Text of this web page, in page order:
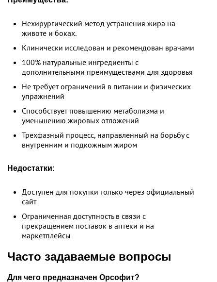
Нехирургический метод устранения жира на
животе и боках.
Клинически исследован и рекомендован врачами
100% натуральные ингредиенты с
дополнительными преимуществами для здоровья
Не требует ограничений в питании и физических
упражнений
Способствует повышению метаболизма и
уменьшению жировых отложений
Трехфазный процесс, направленный на борьбу с
внутренним и подкожным жиром
Недостатки:
Доступен для покупки только через официальный
сайт
Ограниченная доступность в связи с
прекращением поставок в аптеки и на
маркетплейсы
Часто задаваемые вопросы
Для чего предназначен Орсофит?